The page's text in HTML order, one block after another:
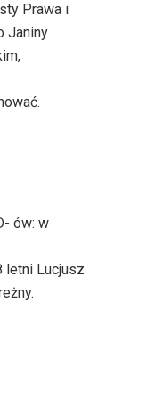
Prawa i
Janiny
ów: w
letni Lucjusz